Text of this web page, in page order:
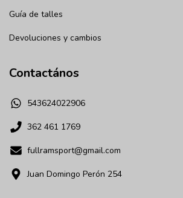
Guía de talles
Devoluciones y cambios
Contactános
543624022906
362 461 1769
fullramsport@gmail.com
Juan Domingo Perón 254